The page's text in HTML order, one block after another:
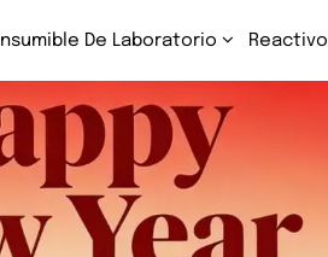
De Laboratorio